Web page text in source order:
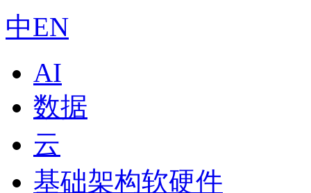
中EN
AI
数据
云
基础架构软硬件